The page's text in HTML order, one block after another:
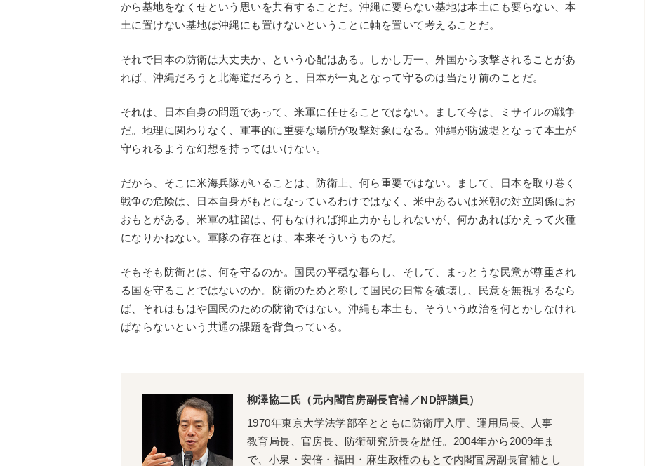
から基地をなくせという思いを共有することだ。沖縄に要らない基地は本土にも要らない、本
土に置けない基地は沖縄にも置けないということに軸を置いて考えることだ。
それで日本の防衛は大丈夫か、という心配はある。しかし万一、外国から攻撃されることがあ
れば、沖縄だろうと北海道だろうと、日本が一丸となって守るのは当たり前のことだ。
それは、日本自身の問題であって、米軍に任せることではない。まして今は、ミサイルの戦争
だ。地理に関わりなく、軍事的に重要な場所が攻撃対象になる。沖縄が防波堤となって本土が
守られるような幻想を持ってはいけない。
だから、そこに米海兵隊がいることは、防衛上、何ら重要ではない。まして、日本を取り巻く
戦争の危険は、日本自身がもとになっているわけではなく、米中あるいは米朝の対立関係にお
おもとがある。米軍の駐留は、何もなければ抑止力かもしれないが、何かあればかえって火種
になりかねない。軍隊の存在とは、本来そういうものだ。
そもそも防衛とは、何を守るのか。国民の平穏な暮らし、そして、まっとうな民意が尊重され
る国を守ることではないのか。防衛のためと称して国民の日常を破壊し、民意を無視するなら
ば、それはもはや国民のための防衛ではない。沖縄も本土も、そういう政治を何とかしなけれ
ばならないという共通の課題を背負っている。
柳澤協二氏（元内閣官房副長官補／ND評議員）
1970年東京大学法学部卒とともに防衛庁入庁、運用局長、人事
教育局長、官房長、防衛研究所長を歴任。2004年から2009年ま
で、小泉・安倍・福田・麻生政権のもとで内閣官房副長官補とし